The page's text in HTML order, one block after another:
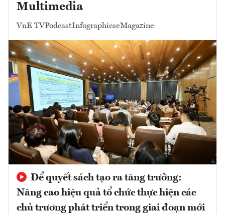
Multimedia
VnE TVPodcastInfographicseMagazine
Để quyết sách tạo ra tăng trưởng:
Nâng cao hiệu quả tổ chức thực hiện các
chủ trương phát triển trong giai đoạn mới